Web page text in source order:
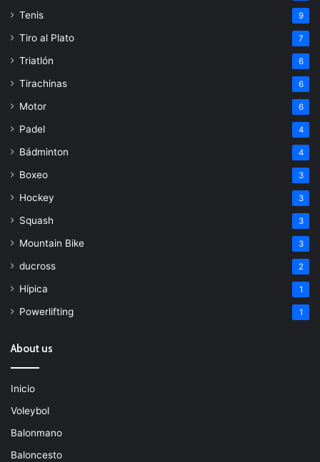
Tenis 9
Tiro al Plato 7
Triatlón 6
Tirachinas 6
Motor 6
Padel 4
Bádminton 4
Boxeo 3
Hockey 3
Squash 3
Mountain Bike 3
ducross 2
Hípica 1
Powerlifting 1
About us
Inicio
Voleybol
Balonmano
Baloncesto